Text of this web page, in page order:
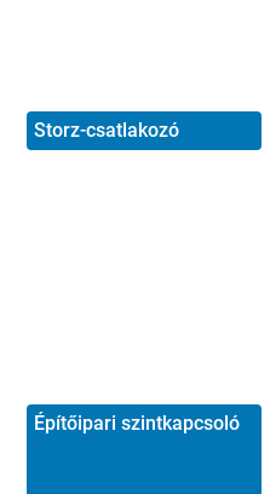
Storz-csatlakozó
Építőipari szintkapcsoló